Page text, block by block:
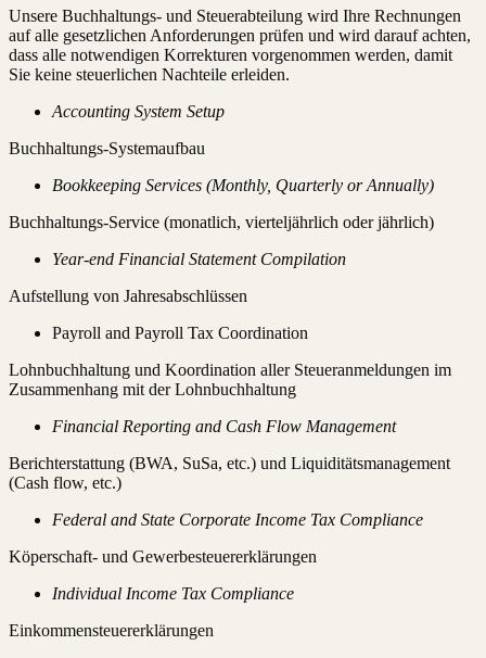
Unsere Buchhaltungs- und Steuerabteilung wird Ihre Rechnungen
auf alle gesetzlichen Anforderungen prüfen und wird darauf achten,
dass alle notwendigen Korrekturen vorgenommen werden, damit
Sie keine steuerlichen Nachteile erleiden.
Accounting System Setup
Buchhaltungs-Systemaufbau
Bookkeeping Services (Monthly, Quarterly or Annually)
Buchhaltungs-Service (monatlich, vierteljährlich oder jährlich)
Year-end Financial Statement Compilation
Aufstellung von Jahresabschlüssen
Payroll and Payroll Tax Coordination
Lohnbuchhaltung und Koordination aller Steueranmeldungen im
Zusammenhang mit der Lohnbuchhaltung
Financial Reporting and Cash Flow Management
Berichterstattung (BWA, SuSa, etc.) und Liquiditätsmanagement
(Cash flow, etc.)
Federal and State Corporate Income Tax Compliance
Köperschaft- und Gewerbesteuererklärungen
Individual Income Tax Compliance
Einkommensteuererklärungen